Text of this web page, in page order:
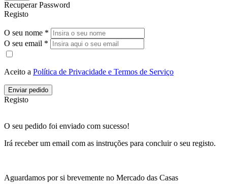
Recuperar Password
Registo
O seu nome *
O seu email *
Aceito a Política de Privacidade e Termos de Serviço
Enviar pedido
Registo
O seu pedido foi enviado com sucesso!
Irá receber um email com as instruções para concluir o seu registo.
Aguardamos por si brevemente no Mercado das Casas